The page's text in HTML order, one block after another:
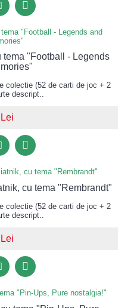
"Football - Legends
colectie (52 de carti de joc + 2
descript..
cu tema "Rembrandt"
colectie (52 de carti de joc + 2
descript..